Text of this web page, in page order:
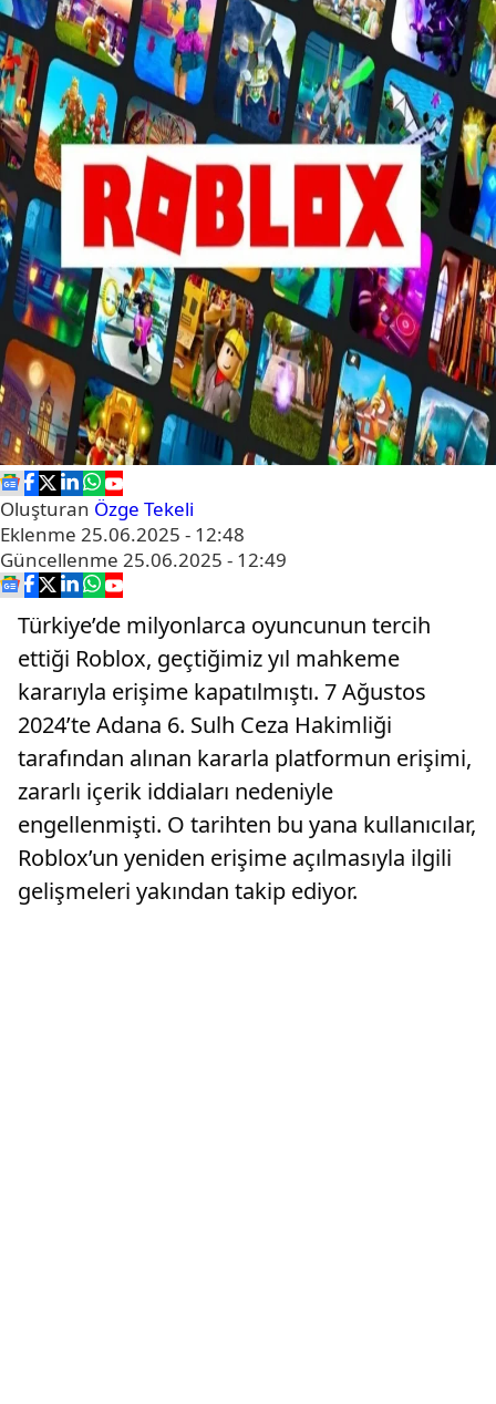
Oluşturan Özge Tekeli
Eklenme 25.06.2025 - 12:48
Güncellenme 25.06.2025 - 12:49
Türkiye’de milyonlarca oyuncunun tercih
ettiği Roblox, geçtiğimiz yıl mahkeme
kararıyla erişime kapatılmıştı. 7 Ağustos
2024’te Adana 6. Sulh Ceza Hakimliği
tarafından alınan kararla platformun erişimi,
zararlı içerik iddiaları nedeniyle
engellenmişti. O tarihten bu yana kullanıcılar,
Roblox’un yeniden erişime açılmasıyla ilgili
gelişmeleri yakından takip ediyor.